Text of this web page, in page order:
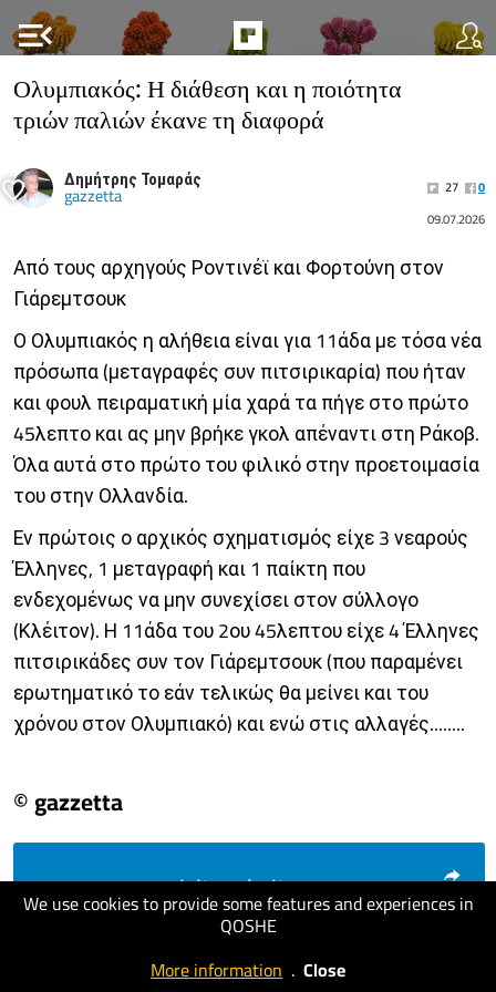
menu_open
We use cookies to provide some features and experiences in
QOSHE
More information . Close
Ολυμπιακός: Η διάθεση και η ποιότητα
τριών παλιών έκανε τη διαφορά
Δημήτρης Τομαράς
gazzetta 27
0
09.07.2026
Από τους αρχηγούς Ροντινέϊ και Φορτούνη στον
Γιάρεμτσουκ
Ο Ολυμπιακός η αλήθεια είναι για 11άδα με τόσα νέα
πρόσωπα (μεταγραφές συν πιτσιρικαρία) που ήταν
και φουλ πειραματική μία χαρά τα πήγε στο πρώτο
45λεπτο και ας μην βρήκε γκολ απέναντι στη Ράκοβ.
Όλα αυτά στο πρώτο του φιλικό στην προετοιμασία
του στην Ολλανδία.
Εν πρώτοις ο αρχικός σχηματισμός είχε 3 νεαρούς
Έλληνες, 1 μεταγραφή και 1 παίκτη που
ενδεχομένως να μην συνεχίσει στον σύλλογο
(Κλέιτον). Η 11άδα του 2ου 45λεπτου είχε 4 Έλληνες
πιτσιρικάδες συν τον Γιάρεμτσουκ (που παραμένει
ερωτηματικό το εάν τελικώς θα μείνει και του
χρόνου στον Ολυμπιακό) και ενώ στις αλλαγές........
© gazzetta
visit website